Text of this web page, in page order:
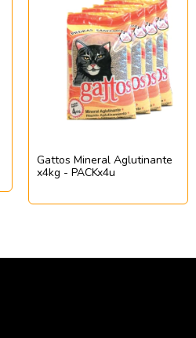
Gattos Mineral Aglutinante
x4kg - PACKx4u